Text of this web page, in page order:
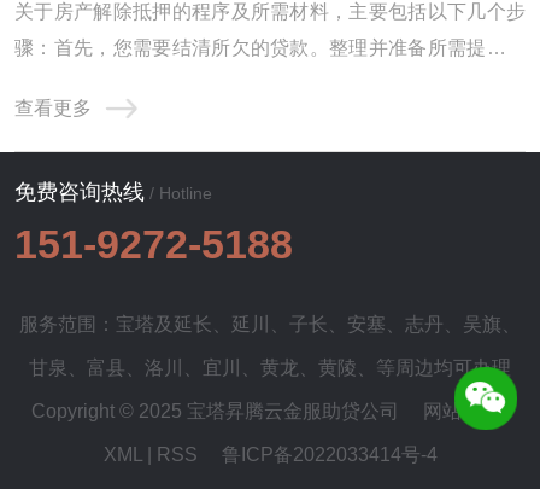
关于房产解除抵押的程序及所需材料，主要包括以下几个步
骤：首先，您需要结清所欠的贷款。整理并准备所需提交的
行详细地解读与说明。1.待还款项的清偿：首当其冲的就是
您需要前往原本给您提供贷款服务的银行，办理贷款余额的
偿还事宜。在完成此项操作之后，银行将会向 ...
查看更多
免费咨询热线 / Hotline
151-9272-5188
服务范围：宝塔及 延长 延川 子长 安塞 志丹 吴旗
甘泉 富县 洛川 宜川 黄龙 黄陵 、等周边均可办理
Copyright © 2025 宝塔昇腾云金服助贷公司 网站地图|
XML RSS 鲁ICP备2022033414号-4